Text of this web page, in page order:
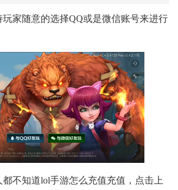
玩家随意的选择QQ或是微信账号来进行
不知道lol手游怎么充值充值，点击上